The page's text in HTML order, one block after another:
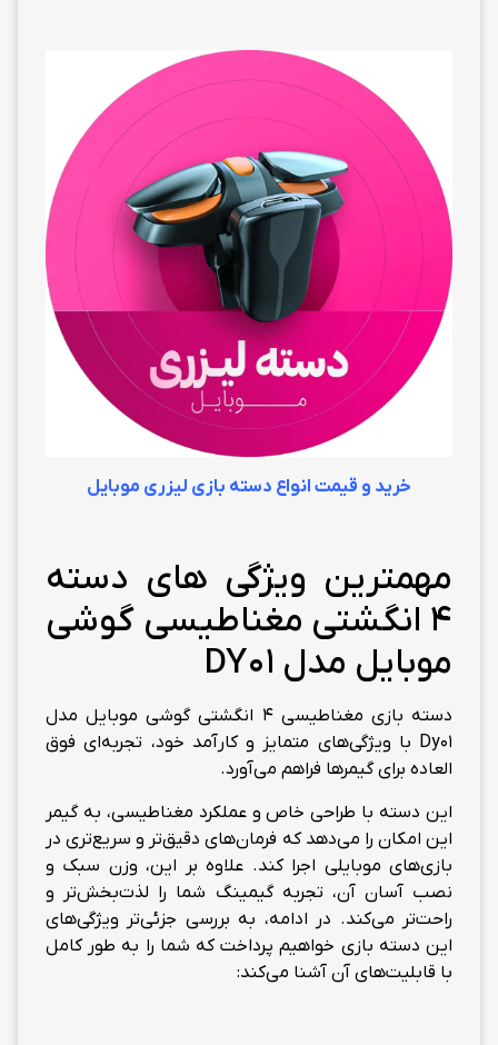
خرید و قیمت انواع دسته بازی لیزری موبایل
مهمترین ویژگی های دسته
4 انگشتی مغناطیسی گوشی
موبایل مدل DY01
دسته بازی مغناطیسی 4 انگشتی گوشی موبایل مدل
Dy01 با ویژگی‌های متمایز و کارآمد خود، تجربه‌ای فوق
العاده برای گیمرها فراهم می‌آورد.
این دسته با طراحی خاص و عملکرد مغناطیسی، به گیمر
این امکان را می‌دهد که فرمان‌های دقیق‌تر و سریع‌تری در
بازی‌های موبایلی اجرا کند. علاوه بر این، وزن سبک و
نصب آسان آن، تجربه گیمینگ شما را لذت‌بخش‌تر و
راحت‌تر می‌کند. در ادامه، به بررسی جزئی‌تر ویژگی‌های
این دسته بازی خواهیم پرداخت که شما را به طور کامل
با قابلیت‌های آن آشنا می‌کند: